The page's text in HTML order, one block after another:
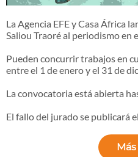
La Agencia EFE y Casa África
Saliou Traoré al periodismo en
Pueden concurrir trabajos en
entre el 1 de enero y el 31 de
La convocatoria está abierta
El fallo del jurado se publicará